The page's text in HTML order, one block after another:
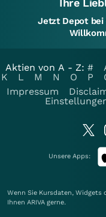
Ihre
Jetzt Depot bei
Aktien von A - Z: #
K
L M N O P
Impressum
Unsere Apps:
Wenn Sie Kursdaten,
Ihnen ARIVA gerne.